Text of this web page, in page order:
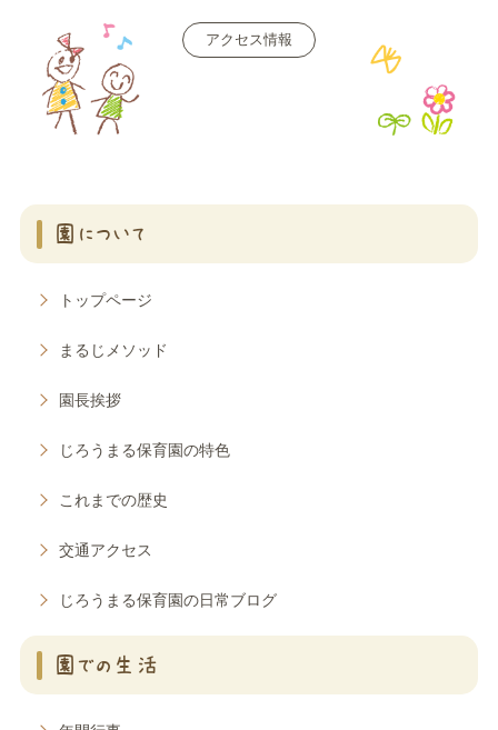
アクセス情報
園について
トップページ
まるじメソッド
園長挨拶
じろうまる保育園の特色
これまでの歴史
交通アクセス
じろうまる保育園の日常ブログ
園での生活